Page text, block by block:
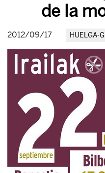
de la
2012/09/17 HUELGA-